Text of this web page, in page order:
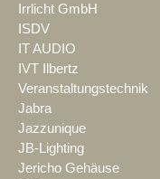
Irrlicht GmbH
ISDV
IT AUDIO
IVT Ilbertz
Veranstaltungstechnik
Jabra
Jazzunique
JB-Lighting
Jericho Gehäuse